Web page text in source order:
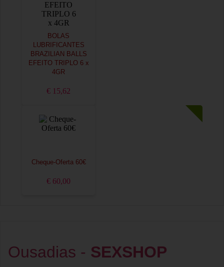
BOLAS
LUBRIFICANTES
BRAZILIAN BALLS
EFEITO TRIPLO 6 x
4GR
€ 15,62
Cheque-Oferta 60€
€ 60,00
Ousadias - SEXSHOP